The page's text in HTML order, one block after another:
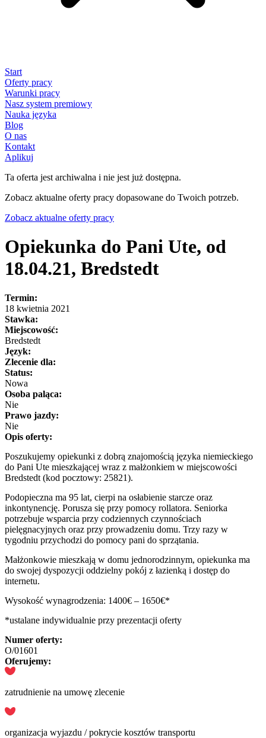
Start
Oferty pracy
Warunki pracy
Nasz system premiowy
Nauka języka
Blog
O nas
Kontakt
Aplikuj
Ta oferta jest archiwalna i nie jest już dostępna.
Zobacz aktualne oferty pracy dopasowane do Twoich potrzeb.
Zobacz aktualne oferty pracy
Opiekunka do Pani Ute, od
18.04.21, Bredstedt
Termin:
18 kwietnia 2021
Stawka:
Miejscowość:
Bredstedt
Język:
Zlecenie dla:
Status:
Nowa
Osoba paląca:
Nie
Prawo jazdy:
Nie
Opis oferty:
Poszukujemy opiekunki z dobrą znajomością języka niemieckiego
do Pani Ute mieszkającej wraz z małżonkiem w miejscowości
Bredstedt (kod pocztowy: 25821).
Podopieczna ma 95 lat, cierpi na osłabienie starcze oraz
inkontynencję. Porusza się przy pomocy rollatora. Seniorka
potrzebuje wsparcia przy codziennych czynnościach
pielęgnacyjnych oraz przy prowadzeniu domu. Trzy razy w
tygodniu przychodzi do pomocy pani do sprzątania.
Małżonkowie mieszkają w domu jednorodzinnym, opiekunka ma
do swojej dyspozycji oddzielny pokój z łazienką i dostęp do
internetu.
Wysokość wynagrodzenia: 1400€ – 1650€*
*ustalane indywidualnie przy prezentacji oferty
Numer oferty:
O/01601
Oferujemy:
zatrudnienie na umowę zlecenie
organizacja wyjazdu / pokrycie kosztów transportu